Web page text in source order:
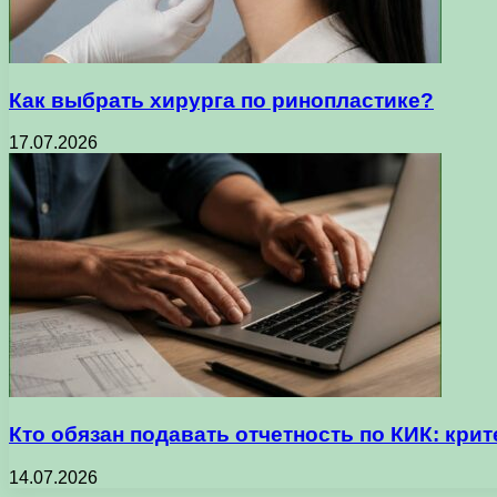
Как выбрать хирурга по ринопластике?
17.07.2026
Кто обязан подавать отчетность по КИК:
14.07.2026